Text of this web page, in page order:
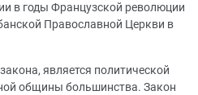
в годы Французской революции
Православной Церкви в
является политической
общины большинства. Закон